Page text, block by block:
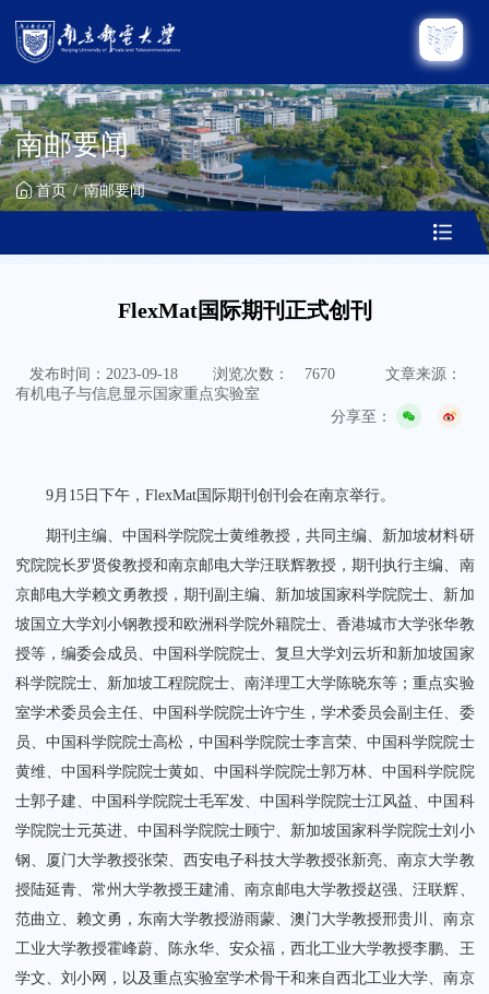
关闭
南邮要闻
首页 南邮要闻
FlexMat国际期刊正式创刊
发布时间：2023-09-18 浏览次数： 7670
文章来源：
有机电子与信息显示国家重点实验室
分享至：
9月15日下午，FlexMat国际期刊创刊会在南京举行。
期刊主编、中国科学院院士黄维教授，共同主编、新加坡材料研
究院院长罗贤俊教授和南京邮电大学汪联辉教授，期刊执行主编、南
京邮电大学赖文勇教授，期刊副主编、新加坡国家科学院院士、新加
坡国立大学刘小钢教授和欧洲科学院外籍院士、香港城市大学张华教
授等，编委会成员、中国科学院院士、复旦大学刘云圻和新加坡国家
科学院院士、新加坡工程院院士、南洋理工大学陈晓东等；重点实验
室学术委员会主任、中国科学院院士许宁生，学术委员会副主任、委
员、中国科学院院士高松，中国科学院院士李言荣、中国科学院院士
黄维、中国科学院院士黄如、中国科学院院士郭万林、中国科学院院
士郭子建、中国科学院院士毛军发、中国科学院院士江风益、中国科
学院院士元英进、中国科学院院士顾宁、新加坡国家科学院院士刘小
钢、厦门大学教授张荣、西安电子科技大学教授张新亮、南京大学教
授陆延青、常州大学教授王建浦、南京邮电大学教授赵强、汪联辉、
范曲立、 赖文勇， 东南大学教授游雨蒙、澳门大学教授邢贵川、南京
工业大学教授霍峰蔚、陈永华、安众福，西北工业大学教授李鹏、王
学文、刘小网，以及重点实验室学术骨干和来自西北工业大学、南京